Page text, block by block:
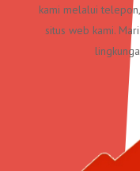
kami melalui
situs web kami.